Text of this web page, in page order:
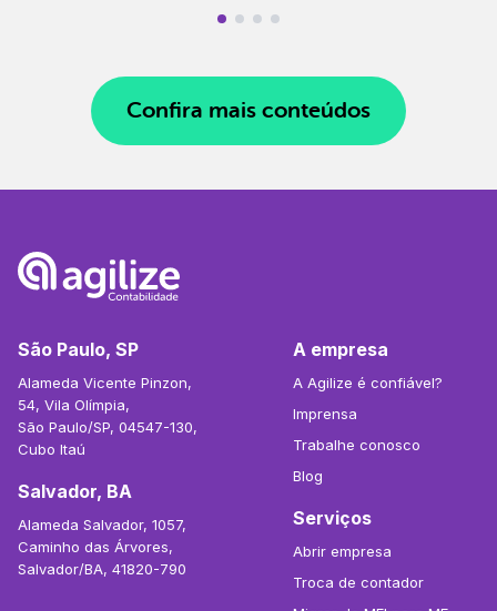
Confira mais conteúdos
São Paulo, SP
Alameda Vicente Pinzon,
54, Vila Olímpia,
São Paulo/SP, 04547-130,
Cubo Itaú
Salvador, BA
Alameda Salvador, 1057,
Caminho das Árvores,
Salvador/BA, 41820-790
A empresa
A Agilize é confiável?
Imprensa
Trabalhe conosco
Blog
Serviços
Abrir empresa
Troca de contador